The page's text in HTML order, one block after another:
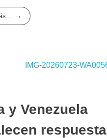
y Venezuela
respuesta